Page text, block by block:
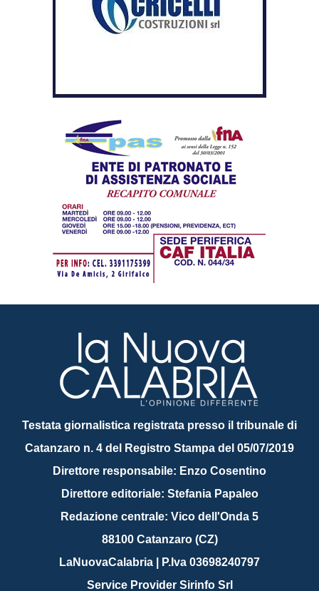
Testata giornalistica registrata presso il tribunale di
Catanzaro n. 4 del Registro Stampa del 05/07/2019
Direttore responsabile: Enzo Cosentino
Direttore editoriale: Stefania Papaleo
Redazione centrale: Vico dell'Onda 5
88100 Catanzaro (CZ)
LaNuovaCalabria | P.Iva 03698240797
Service Provider Sirinfo Srl